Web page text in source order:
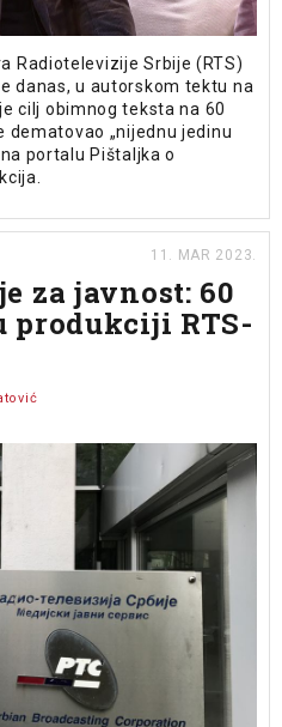
Radiotelevizije Srbije (RTS)
danas, u autorskom tektu na
cilj obimnog teksta na 60
dematovao „nijednu jedinu
portalu Pištaljka o
11. MAR 2023.
za javnost: 60
produkciji RTS-